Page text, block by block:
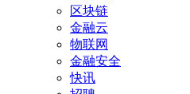
区块链
金融云
物联网
金融安全
快讯